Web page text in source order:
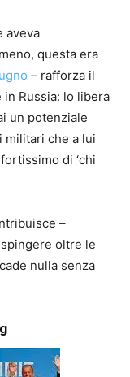
aveva
questa era
– rafforza il
Russia: lo libera
un potenziale
militari che a lui
di ‘chi
–
oltre le
nulla senza